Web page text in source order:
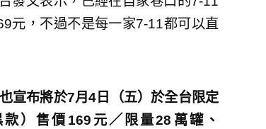
元，不過不是每一家7-11都可以直
宣布將於7月4日（五）於全台限定
）售價169元／限量28萬罐、